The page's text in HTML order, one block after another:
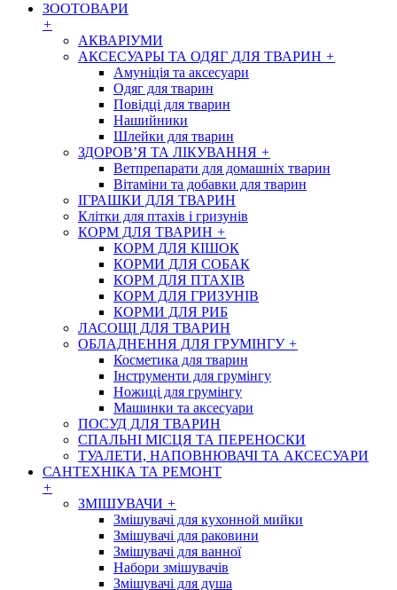
ЗООТОВАРИ
+
АКВАРІУМИ
АКСЕСУАРЫ ТА ОДЯГ ДЛЯ ТВАРИН +
Амуніція та аксесуари
Одяг для тварин
Повідці для тварин
Нашийники
Шлейки для тварин
ЗДОРОВ’Я ТА ЛІКУВАННЯ +
Ветпрепарати для домашніх тварин
Вітаміни та добавки для тварин
ІГРАШКИ ДЛЯ ТВАРИН
Клітки для птахів і гризунів
КОРМ ДЛЯ ТВАРИН +
КОРМ ДЛЯ КІШОК
КОРМИ ДЛЯ СОБАК
КОРМ ДЛЯ ПТАХІВ
КОРМ ДЛЯ ГРИЗУНІВ
КОРМИ ДЛЯ РИБ
ЛАСОЩІ ДЛЯ ТВАРИН
ОБЛАДНЕННЯ ДЛЯ ГРУМІНГУ +
Косметика для тварин
Інструменти для грумінгу
Ножиці для грумінгу
Машинки та аксесуари
ПОСУД ДЛЯ ТВАРИН
СПАЛЬНІ МІСЦЯ ТА ПЕРЕНОСКИ
ТУАЛЕТИ, НАПОВНЮВАЧІ ТА АКСЕСУАРИ
САНТЕХНІКА ТА РЕМОНТ
+
ЗМІШУВАЧИ +
Змішувачі для кухонной мийки
Змішувачі для раковини
Змішувачі для ванної
Набори змішувачів
Змішувачі для душа